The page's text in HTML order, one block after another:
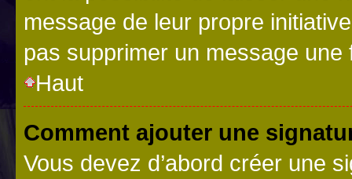
message de leur propre
pas supprimer un message une
Haut
Comment ajouter une
Vous devez d’abord créer une